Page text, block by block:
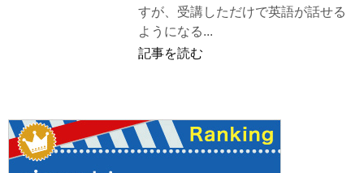
すが、受講しただけで英語が話せる
ようになる...
記事を読む